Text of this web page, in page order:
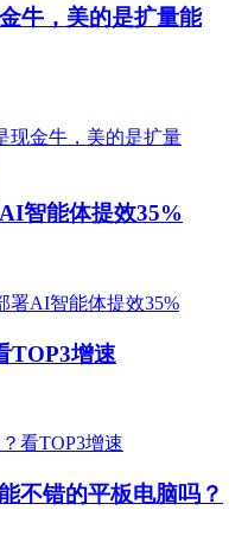
牛，美的是扩量能
智能体提效35%
TOP3增速
不错的平板电脑吗？